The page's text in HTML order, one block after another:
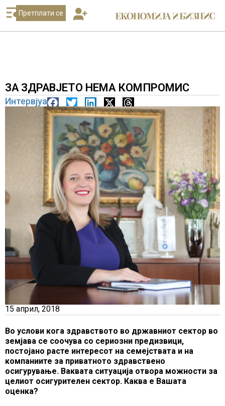
Претплати се
ЗА ЗДРАВЈЕТО НЕМА КОМПРОМИС
Интервјуа
15 април, 2018
Во услови кога здравството во државниот сектор во
земјава се соочува со сериозни предизвици,
постојано расте интересот на семејствата и на
компаниите за приватното здравствено
осигурување. Ваквата ситуација отвора можности за
целиот осигурителен сектор. Каква е Вашата
оценка?